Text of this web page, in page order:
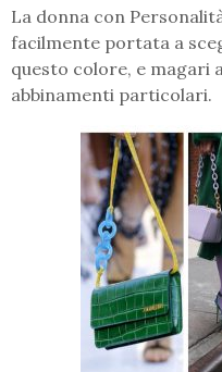
La donna con
facilmente portata a
questo colore, e magari
abbinamenti particolari.